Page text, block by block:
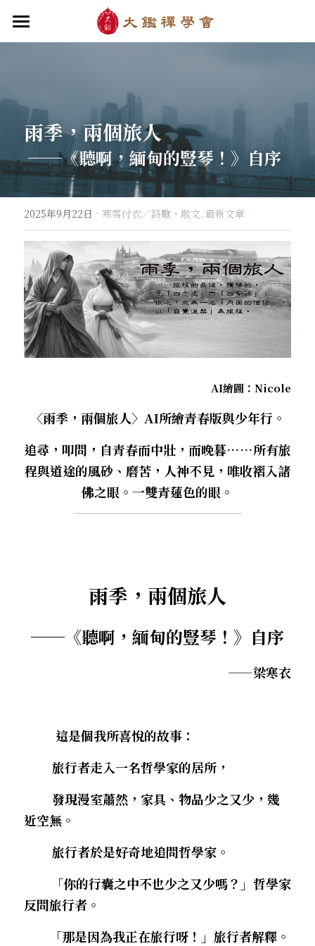
首頁
成立緣起與宗旨
關於大鑑禪堂
道場內景
入會申請
大鑑導師
禪行者簡介
．梁寒衣
自畫像
．兩座山之間
．華嚴初始
．雨季，兩個旅人
．花開最末
．杏葉詩
．閱讀與人生（下）——談閱讀對自我生
命的啟發
．挑戰自我的魅力
．黃昏之悸
．刺桐心木
梁寒衣著作（書目/序/評論）
他方之眼（報導/評論/學術研究）
最新消息/課程
芳嚴無涯/消息・活動
行向圓覺/課程・共修
教法/文章/思潮
華嚴智海/教觀、禪觀
宗門之眼/經藏之美
拄杖在手
拄杖在手/論文・演講・座談・開示
拄杖在手/隨身法藏
寒雪付衣/散文・詩歌・偈贊
薔薇與棘原/現代小說・寓言小說・佛化小說
線上聆聽
【道德經】
【勝鬘經】
行道瓔珞
感思與洄瀾
千眼書屋/書籍．作品
搜索
雨季，兩個旅人
──《聽啊，緬甸的豎琴！》自序
2025年9月22日 · 寒雪付衣／詩歌・散文, 最新文章
AI繪圖：Nicole
〈雨季，兩個旅人〉AI所繪青春版與少年行。
追尋，叩問，自青春而中壯，而晚暮……所有旅
程與道途的風砂、磨苦，人神不見，唯收褶入諸
佛之眼。一雙青蓮色的眼。
雨季，兩個旅人
── 《聽啊，緬甸的豎琴！》自序
——梁寒衣
        這是個我所喜悅的故事：
        旅行者走入一名哲學家的居所，
近空無。
        旅行者於是好奇地追問哲學家。
反問旅行者。
「那是因為我正在旅行呀！」旅行者解釋。